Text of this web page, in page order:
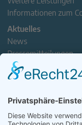
Informationen zum
Aktuelles
News
Pressemitteilungen
Newsletter
Handel(n) im Norden
Verband erleben
Der Tag des